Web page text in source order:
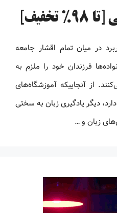
در میان تمام اقشار جامعه
فرزندان خود را ملزم به
از آنجاییکه آموزشگاه‌های
دیگر یادگیری زبان به سختی
زبان و …